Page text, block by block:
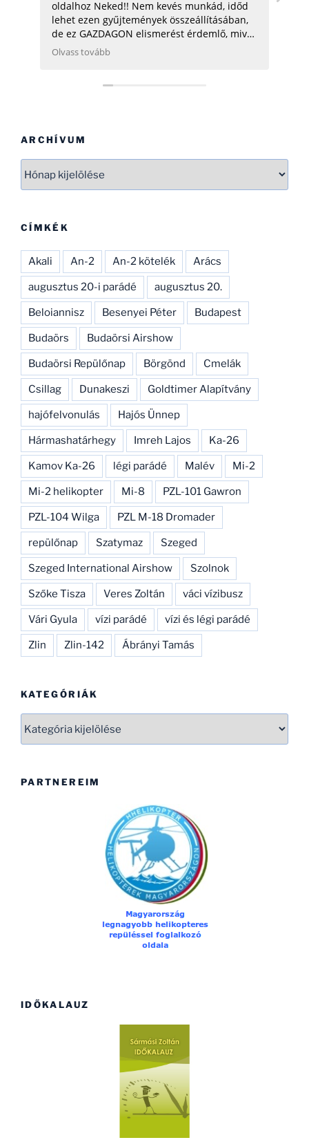
oldalhoz Neked!! Nem kevés munkád, időd
lehet ezen gyűjtemények összeállításában,
de ez GAZDAGON elismerést érdemlő, mivel
ezen adatok összegyűjtése, rendszerezése
helikopterrel (MI2) kapcsolatban tudok
Olvass tovább
ARCHÍVUM
CÍMKÉK
Akali An-2 An-2 kötelék Arács
augusztus 20-i parádé augusztus 20.
Beloiannisz Besenyei Péter Budapest
Budaörs Budaörsi Airshow
Budaörsi Repülőnap Börgönd Cmelák
Csillag Dunakeszi Goldtimer Alapítvány
hajófelvonulás Hajós Ünnep
Hármashatárhegy Imreh Lajos Ka-26
Kamov Ka-26 légi parádé Malév Mi-2
Mi-2 helikopter Mi-8 PZL-101 Gawron
PZL-104 Wilga PZL M-18 Dromader
repülőnap Szatymaz Szeged
Szeged International Airshow Szolnok
Szőke Tisza Veres Zoltán váci vízibusz
Vári Gyula vízi parádé vízi és légi parádé
Zlin Zlin-142 Ábrányi Tamás
KATEGÓRIÁK
PARTNEREIM
IDŐKALAUZ